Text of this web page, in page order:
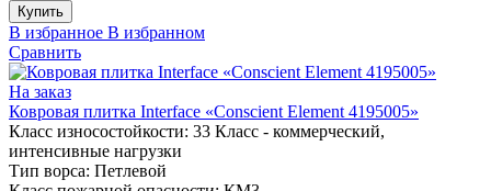
Купить
В избранное В избранном
Сравнить
На заказ
Ковровая плитка Interface «Conscient Element 4195005»
Класс износостойкости: 33 Класс - коммерческий,
интенсивные нагрузки
Тип ворса: Петлевой